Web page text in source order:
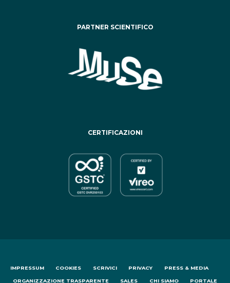
PARTNER SCIENTIFICO
CERTIFICAZIONI
IMPRESSUM COOKIES SCRIVICI PRIVACY PRESS & MEDIA
ORGANIZZAZIONE TRASPARENTE SALES CHI SIAMO PORTALE